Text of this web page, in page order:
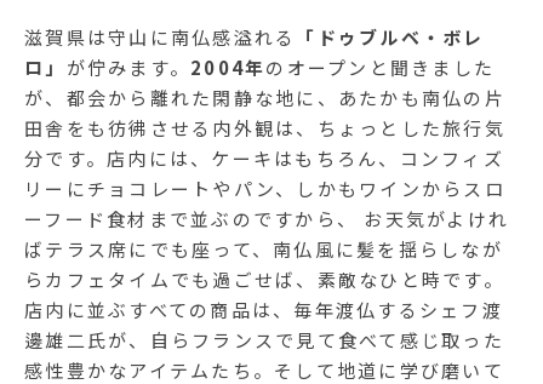
滋賀県は守山に南仏感溢れる
「ドゥブルベ・ボレ
ロ」 が佇みます。 2004年のオープンと聞きました
が、都会から離れた閑静な地に、あたかも南仏の片
田舎をも彷彿させる内外観は、ちょっとした旅行気
分です。店内には、ケーキはもちろん、コンフィズ
リーにチョコレートやパン、しかもワインからスロ
ーフード食材まで並ぶのですから、 お天気がよけれ
ばテラス席にでも座って、南仏風に髪を揺らしなが
らカフェタイムでも過ごせば、素敵なひと時です。
店内に並ぶすべての商品は、毎年渡仏するシェフ渡
邊雄二氏が、自らフランスで見て食べて感じ取った
感性豊かなアイテムたち。そして地道に学び磨いて